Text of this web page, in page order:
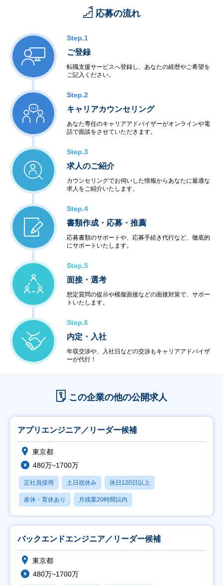
応募の流れ
Step.1
ご登録
転職支援サービスへ登録し、あなたの経歴やご希望を
ご記入ください。
Step.2
キャリアカウンセリング
あなた専任のキャリアアドバイザーがオンラインや電
話で面談をさせていただきます。
Step.3
求人のご紹介
カウンセリングでお伺いした情報からあなたに最適な
求人をご紹介いたします。
Step.4
書類作成・応募・推薦
応募書類のサポートや、応募手続き代行など、徹底的
にサポートいたします。
Step.5
面接・選考
想定質問の提示や模擬面接などの面接対策で、サポー
トいたします。
Step.6
内定・入社
年収交渉や、入社日などの交渉もキャリアアドバイザ
ーが代行！
この企業の他の公開求人
アプリエンジニア／リーダー候補
東京都
480万~1700万
正社員採用 土日祝休み 休日120日以上
産休・育休あり 月残業20時間以内
バックエンドエンジニア／リーダー候補
東京都
480万~1700万